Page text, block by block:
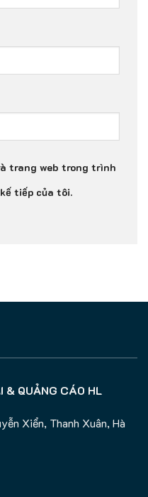
trang web trong trình
tiếp của tôi.
& QUẢNG CÁO HL
Xiển, Thanh Xuân, Hà